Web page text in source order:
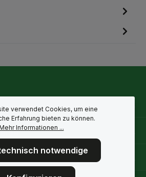
verwendet Cookies, um eine
Erfahrung bieten zu können.
Informationen ...
notwendige